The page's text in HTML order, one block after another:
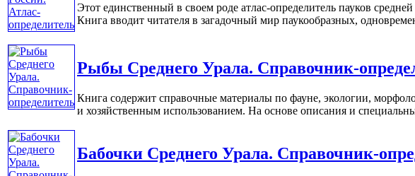
Этот единственный в своем роде атлас-определитель пауков
Книга вводит читателя в загадочный мир паукообразных,
Рыбы Среднего Урала. Справочник-
Книга содержит справочные материалы по фауне, экологии,
и хозяйственным использованием. На основе описания и
Бабочки Среднего Урала. Справочник-